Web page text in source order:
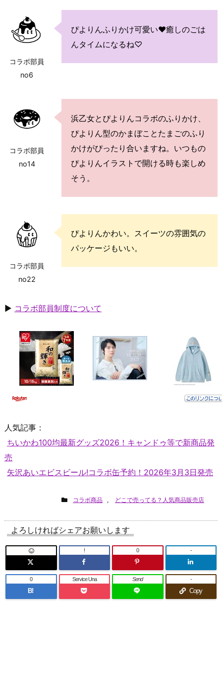
コラボ部員
no6
ぴよりんふりかけ可愛い♥癒しのごは
んタイムになるね♡
コラボ部員
no14
浜乙女とぴよりんコラボのふりかけ、
ぴよりん型のかまぼことたまごのふり
かけがぴったり合いますね。いつもの
ぴよりんイラストで開ける時も楽しめ
そう。
コラボ部員
no22
ぴよりんかわい。スイーツの雰囲気の
パッケージもいい。
▶ コラボ部員制度について
人気記事：
ちいかわ100均最新グッズ2026！キャンドゥ等で新商品発
売
矢沢あいエビスビール!コラボ缶予約！2026年3月3日発売
コラボ商品 , どこで売ってる？人気商品販売店
よろしければシェアお願いします
! 0 -
B!
0 Service Una Send
Copy
-